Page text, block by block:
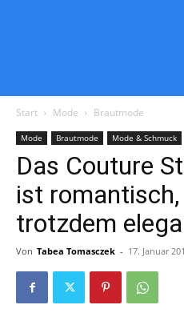
Start Mode Brautmode
Mode Brautmode Mode & Schmuck
Das Couture
ist
trotzdem
Von Tabea Tomasczek - 17. Januar